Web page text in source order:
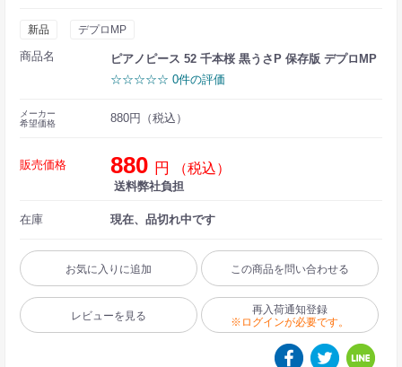
新品 デプロMP
商品名
ピアノピース 52 千本桜 黒うさP 保存版 デプロMP
☆☆☆☆☆ 0件の評価
メーカー
希望価格
880円（税込）
販売価格 880 円 （税込）
送料弊社負担
在庫 現在、品切れ中です
お気に入りに追加 この商品を問い合わせる
レビューを見る
再入荷通知登録
※ログインが必要です。